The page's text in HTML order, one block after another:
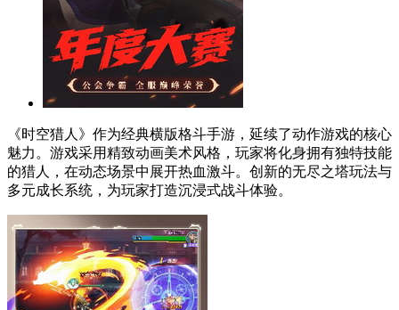
《时空猎人》作为经典横版格斗手游，延续了动作游戏的核心
魅力。游戏采用精致动画美术风格，玩家将化身拥有独特技能
的猎人，在动态场景中展开热血激斗。创新的无尽之塔玩法与
多元成长系统，为玩家打造沉浸式战斗体验。